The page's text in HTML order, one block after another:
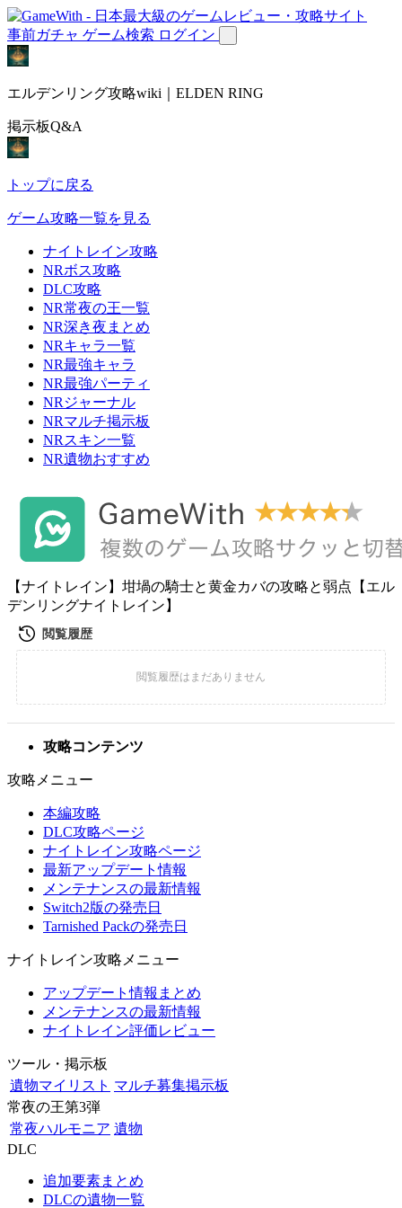
事前ガチャ ゲーム検索 ログイン
エルデンリング攻略wiki｜ELDEN RING
掲示板Q&A
トップに戻る
ゲーム攻略一覧を見る
ナイトレイン攻略
NRボス攻略
DLC攻略
NR常夜の王一覧
NR深き夜まとめ
NRキャラ一覧
NR最強キャラ
NR最強パーティ
NRジャーナル
NRマルチ掲示板
NRスキン一覧
NR遺物おすすめ
【ナイトレイン】坩堝の騎士と黄金カバの攻略と弱点【エル
デンリングナイトレイン】
攻略コンテンツ
攻略メニュー
本編攻略
DLC攻略ページ
ナイトレイン攻略ページ
最新アップデート情報
メンテナンスの最新情報
Switch2版の発売日
Tarnished Packの発売日
ナイトレイン攻略メニュー
アップデート情報まとめ
メンテナンスの最新情報
ナイトレイン評価レビュー
ツール・掲示板
遺物マイリスト マルチ募集掲示板
常夜の王第3弾
常夜ハルモニア 遺物
DLC
追加要素まとめ
DLCの遺物一覧